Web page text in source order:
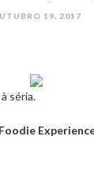
19, 2017
séria.
Foodie